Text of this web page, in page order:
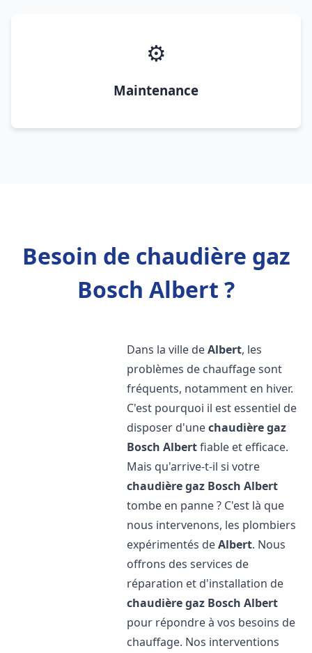
⚙️
Maintenance
Besoin de chaudière gaz
Bosch Albert ?
Dans la ville deAlbert, les
problèmes de chauffage sont
fréquents, notamment en hiver.
C'est pourquoi il est essentiel de
disposer d'unechaudière gaz
Bosch Albertfiable et efficace.
Mais qu'arrive-t-il si votre
chaudière gaz Bosch Albert
tombe en panne ? C'est là que
nous intervenons, les plombiers
expérimentés deAlbert. Nous
offrons des services de
réparation et d'installation de
chaudière gaz Bosch Albert
pour répondre à vos besoins de
chauffage. Nos interventions